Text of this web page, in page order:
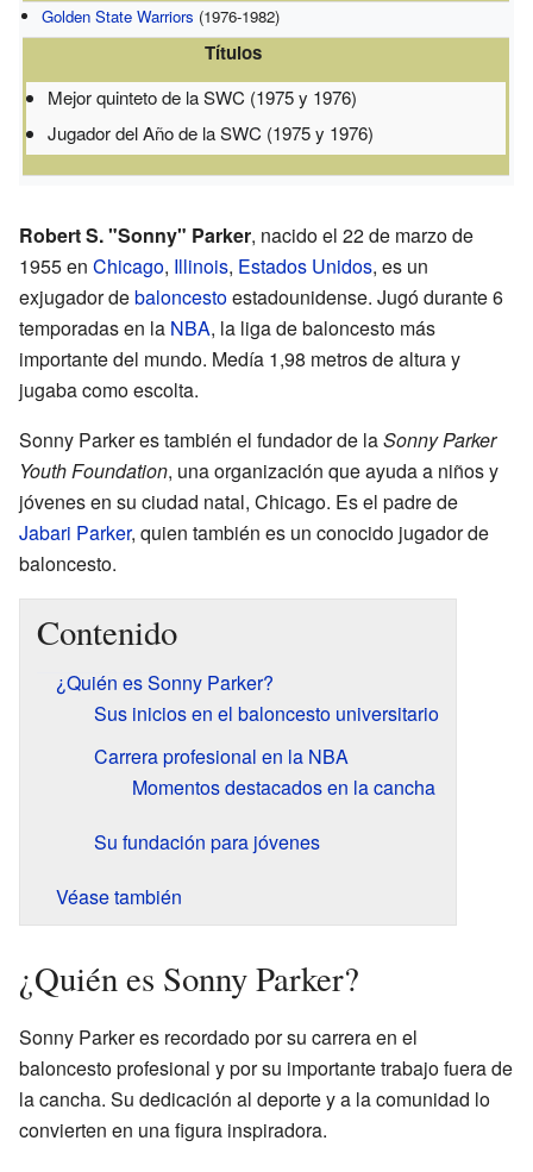
Golden State Warriors (1976-1982)
Títulos
Mejor quinteto de la SWC (1975 y 1976)
Jugador del Año de la SWC (1975 y 1976)
Robert S. "Sonny" Parker, nacido el 22 de marzo de
1955 en Chicago, Illinois, Estados Unidos, es un
exjugador debaloncestoestadounidense. Jugó durante 6
temporadas en la NBA, la liga de baloncesto más
importante del mundo. Medía 1,98 metros de altura y
jugaba como escolta.
Sonny Parker es también el fundador de laSonny Parker
Youth Foundation, una organización que ayuda a niños y
jóvenes en su ciudad natal, Chicago. Es el padre de
Jabari Parker, quien también es un conocido jugador de
baloncesto.
Contenido
¿Quién es Sonny Parker?
Sus inicios en el baloncesto universitario
Carrera profesional en la NBA
Momentos destacados en la cancha
Su fundación para jóvenes
Véase también
¿Quién es Sonny Parker?
Sonny Parker es recordado por su carrera en el
baloncesto profesional y por su importante trabajo fuera de
la cancha. Su dedicación al deporte y a la comunidad lo
convierten en una figura inspiradora.